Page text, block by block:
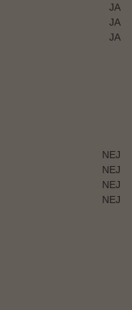
JA
JA
JA
NEJ
NEJ
NEJ
NEJ